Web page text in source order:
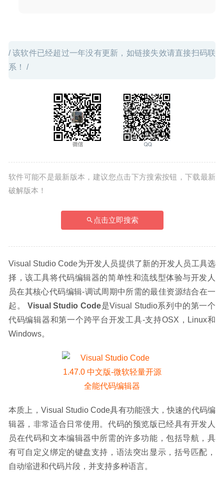
/ 该软件已经超过一年没有更新，如链接失效请直接扫码联
系！ /
软件可能不是最新版本，建议您点击下方搜索按钮，下载最新
破解版本！
点击立即搜索
Visual Studio Code为开发人员提供了新的开发人员工具选
择，该工具将代码编辑器的简单性和流线型体验与开发人
员在其核心代码编辑-调试周期中所需的最佳资源结合在一
起。 Visual Studio Code是Visual Studio系列中的第一个
代码编辑器和第一个跨平台开发工具-支持OSX，Linux和
Windows。
本质上，Visual Studio Code具有功能强大，快速的代码编
辑器，非常适合日常使用。代码的预览版已经具有开发人
员在代码和文本编辑器中所需的许多功能，包括导航，具
有可自定义绑定的键盘支持，语法突出显示，括号匹配，
自动缩进和代码片段，并支持多种语言。